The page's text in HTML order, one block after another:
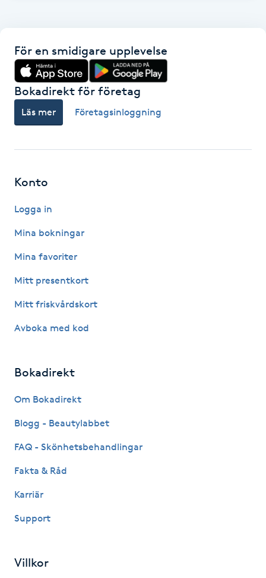
Fransk manikyr
Fransrengöring
Frekvensterapi
Friskvårdsmassage
Funktionsanalys
Färgning
Föning
Gel naglar
Gelenaglar
Gellack med förstärkning
Gruppträning
För en smidigare upplevelse
Bokadirekt för företag
Läs mer Företagsinloggning
Konto
Logga in
Mina bokningar
Mina favoriter
Mitt presentkort
Mitt friskvårdskort
Avboka med kod
Bokadirekt
Om Bokadirekt
Blogg - Beautylabbet
FAQ - Skönhetsbehandlingar
Fakta & Råd
Karriär
Support
Villkor